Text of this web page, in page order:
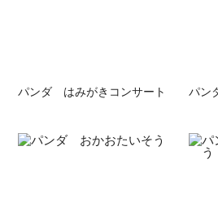
パンダ はみがきコンサート パン